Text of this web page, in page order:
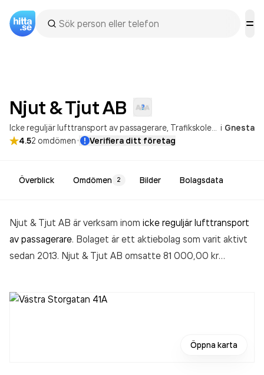
Njut & TjutAB
Icke reguljär lufttransport av passagerare Trafikskoleverksamhet i Gnesta
4.52 omdömen· Verifiera ditt företag
Överblick Omdömen 2 Bilder Bolagsdata
Njut & Tjut AB är verksam inom icke reguljär lufttransport
av passagerare. Bolaget är ett aktiebolag som varit aktivt
sedan 2013. Njut & Tjut AB omsatte 81 000,00 kr
Öppna karta